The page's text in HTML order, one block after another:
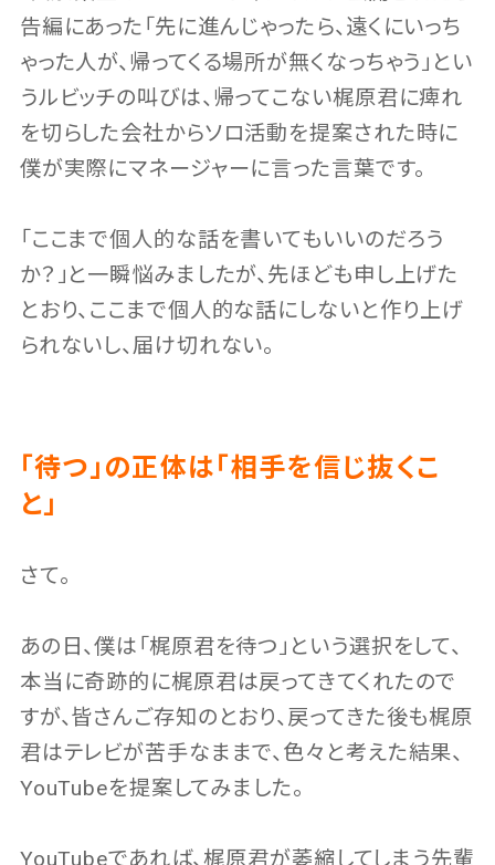
告編にあった「先に進んじゃったら、遠くにいっち
ゃった人が、帰ってくる場所が無くなっちゃう」とい
うルビッチの叫びは、帰ってこない梶原君に痺れ
を切らした会社からソロ活動を提案された時に
僕が実際にマネージャーに言った言葉です。
「ここまで個人的な話を書いてもいいのだろう
か？」と一瞬悩みましたが、先ほども申し上げた
とおり、ここまで個人的な話にしないと作り上げ
られないし、届け切れない。
「待つ」の正体は「相手を信じ抜くこ
と」
さて。
あの日、僕は「梶原君を待つ」という選択をして、
本当に奇跡的に梶原君は戻ってきてくれたので
すが、皆さんご存知のとおり、戻ってきた後も梶原
君はテレビが苦手なままで、色々と考えた結果、
YouTubeを提案してみました。
YouTubeであれば、梶原君が萎縮してしまう先輩